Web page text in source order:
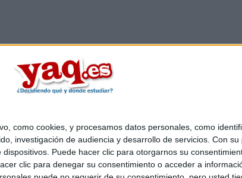
como cookies, y procesamos datos personales, como
investigación de audiencia y desarrollo de servicios. Con su
Puede hacer clic para otorgarnos su
clic para denegar su consentimiento o acceder a
- Diego de León 47 - 28006 Madrid [ESPAÑA] - Tel. +34 91